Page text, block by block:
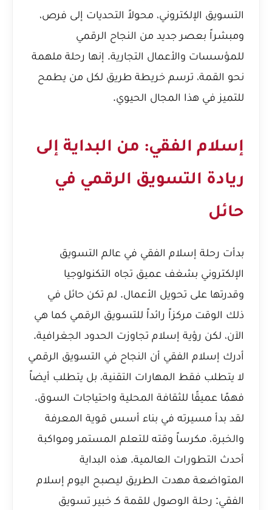
التسويق الإلكتروني، محولاً التحديات إلى فرص،
ومبشراً بعصر جديد من النجاح الرقمي
للمؤسسات والأعمال التجارية. إنها رحلة ملهمة
نحو القمة، ترسم خريطة طريق لكل من يطمح
للتميز في هذا المجال الحيوي.
إسلام الفقي: من البداية إلى
ريادة التسويق الرقمي في
حائل
بدأت رحلة إسلام الفقي في عالم التسويق
الإلكتروني بشغف عميق تجاه التكنولوجيا
وقدرتها على تحويل الأعمال. لم تكن حائل في
ذلك الوقت مركزاً رائداً للتسويق الرقمي كما هي
الآن، لكن رؤية إسلام تجاوزت الحدود الجغرافية.
أدرك إسلام الفقي أن النجاح في التسويق الرقمي
لا يتطلب فقط المهارات التقنية، بل يتطلب أيضاً
فهمًا عميقًا للثقافة المحلية واحتياجات السوق.
لقد بدأ مسيرته في بناء أسس قوية المعرفة
والخبرة، مكرساً وقته للتعلم المستمر ومواكبة
أحدث التطورات العالمية. هذه البداية
المتواضعة مهدت الطريق ليصبح اليوم إسلام
الفقي: رحلة الوصول للقمة كـ خبير تسويق